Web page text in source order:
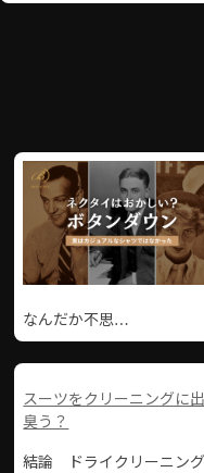
なんだか不思…
スーツをクリーニングに
臭う？
結論 ドライクリーニン